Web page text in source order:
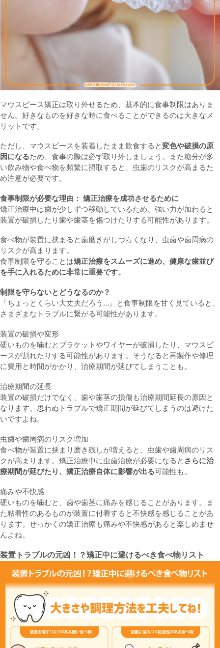
マウスピース矯正は取り外せるため、基本的に食事制限はありま
せん。好きなものを好きな時に食べることができるのは大きなメ
リットです。
ただし、マウスピースを装着したまま飲食すると変色や破損の原
因になるため、食事の際は必ず取り外しましょう。また糖分が多
い飲み物や食べ物を頻繁に摂取すると、虫歯のリスクが高まるた
め注意が必要です。
食事制限が必要な理由： 矯正治療を成功させるために
矯正治療中は歯が少しずつ移動しているため、強い力が加わると
装置が破損したり歯や歯茎を傷つけたりする可能性があります。
食べ物が装置に挟まると歯磨きがしづらくなり、虫歯や歯周病の
リスクが高まります。
食事制限を守ることは矯正治療をスムーズに進め、健康な歯並び
を手に入れるために非常に重要です。
制限を守らないとどうなるのか？
「ちょっとくらい大丈夫だろう…」と食事制限を甘く見ていると、
さまざまなトラブルに繋がる可能性があります。
装置の破損や変形
硬いものを噛むとブラケットやワイヤーが破損したり、マウスピ
ースが割れたりする可能性があります。そうなると再製作や修理
に費用と時間がかかり、治療期間が延びてしまうことも。
治療期間の延長
装置の破損だけでなく、歯や歯茎の損傷も治療期間延長の原因と
なります。思わぬトラブルで矯正期間が延びてしまうのは避けた
いですよね。
虫歯や歯周病のリスク増加
食べ物が装置に挟まり磨き残しが増えると、虫歯や歯周病のリス
クが高まります。矯正治療中に虫歯治療が必要になると さらに治
療期間が延びたり、矯正治療自体に影響が出る可能性も。
痛みや不快感
硬いものを噛むと、歯や歯茎に痛みを感じることがあります。ま
た粘着性のあるものが装置に付着すると不快感を感じることがあ
ります。せっかくの矯正治療も痛みや不快感があると楽しめませ
んよね。
装置トラブルの元凶！？矯正中に避けるべき食べ物リスト